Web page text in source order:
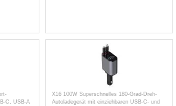
C, USB-A
X16 100W Superschnelles 180-Grad-Dreh-
Autoladegerät mit einziehbaren USB-C- und